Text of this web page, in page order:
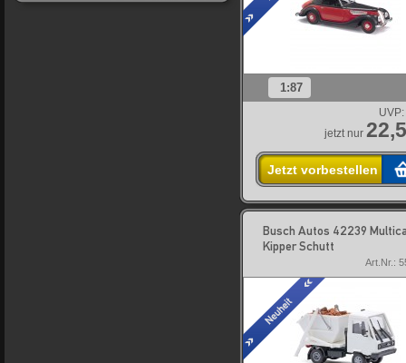
1:87
UVP:
jetzt nur
Jetzt vorbestellen
Busch Autos 42239
Kipper Schutt
Art.Nr.: